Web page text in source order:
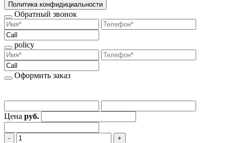
Политика конфидициальности
Обратный звонок
policy
Оформить заказ
Цена руб.
‐ +